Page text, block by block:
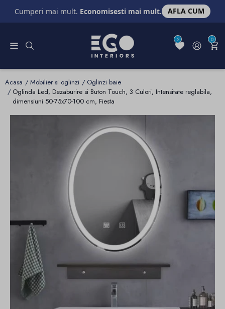
Cumperi mai mult. Economisesti mai mult. AFLA CUM
2 0
Acasa Mobilier si oglinzi
Oglinzi baie
Oglinda Led, Dezaburire si Buton Touch, 3 Culori, Intensitate reglabila,
dimensiuni 50-75x70-100 cm, Fiesta